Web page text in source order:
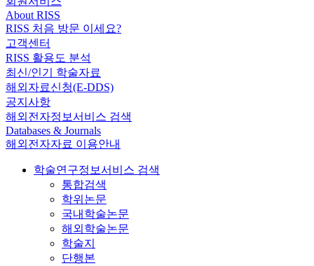
About RISS
RISS 처음 방문 이세요?
고객센터
RISS 활용도 분석
최신/인기 학술자료
해외자료신청(E-DDS)
공지사항
해외전자정보서비스 검색
Databases & Journals
해외전자자료 이용안내
학술연구정보서비스 검색
통합검색
학위논문
국내학술논문
해외학술논문
학술지
단행본